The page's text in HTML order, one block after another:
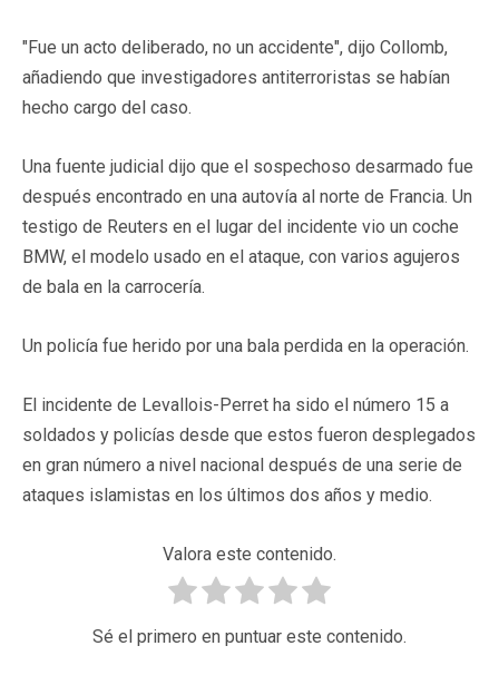
"Fue un acto deliberado, no un accidente", dijo Collomb,
añadiendo que investigadores antiterroristas se habían
hecho cargo del caso.
Una fuente judicial dijo que el sospechoso desarmado fue
después encontrado en una autovía al norte de Francia. Un
testigo de Reuters en el lugar del incidente vio un coche
BMW, el modelo usado en el ataque, con varios agujeros
de bala en la carrocería.
Un policía fue herido por una bala perdida en la operación.
El incidente de Levallois-Perret ha sido el número 15 a
soldados y policías desde que estos fueron desplegados
en gran número a nivel nacional después de una serie de
ataques islamistas en los últimos dos años y medio.
Valora este contenido.
Sé el primero en puntuar este contenido.